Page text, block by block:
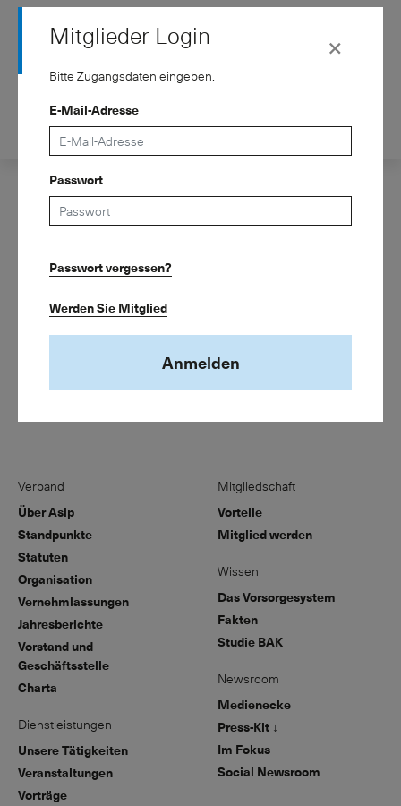
Kontakt de fr
Verband
Dienstleistungen
Wissen
Newsroom
Kreuzstrasse 26
8008 Zürich
Verband
Über Asip
Standpunkte
Statuten
Organisation
Vernehmlassungen
Jahresberichte
Vorstand und
Geschäftsstelle
Charta
Dienstleistungen
Unsere Tätigkeiten
Veranstaltungen
Vorträge
Mitgliedschaft
Vorteile
Mitglied werden
Wissen
Das Vorsorgesystem
Fakten
Studie BAK
Newsroom
Medienecke
Press-Kit ↓
Im Fokus
Social Newsroom
×
Mitglieder Login
Bitte Zugangsdaten eingeben.
E-Mail-Adresse
Passwort
Passwort vergessen?
Werden Sie Mitglied
Anmelden